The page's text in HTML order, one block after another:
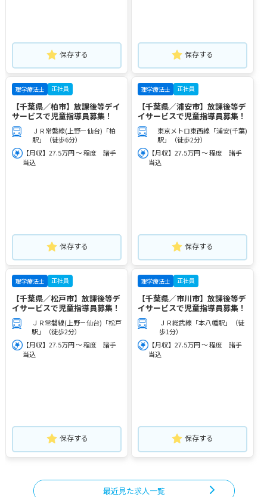
保存する 保存する
理学療法士 正社員
【千葉県／柏市】放課後等デイ
サービスで児童指導員募集！
ＪＲ常磐線(上野－仙台)「柏
駅」（徒歩6分）
【月収】27.5万円 ～ 程度 諸手
当込
保存する
理学療法士 正社員
【千葉県／浦安市】放課後等デ
イサービスで児童指導員募集！
東京メトロ東西線「浦安(千葉)
駅」（徒歩2分）
【月収】27.5万円 ～ 程度 諸手
当込
保存する
理学療法士 正社員
【千葉県／松戸市】放課後等デ
イサービスで児童指導員募集！
ＪＲ常磐線(上野－仙台)「松戸
駅」（徒歩2分）
【月収】27.5万円 ～ 程度 諸手
当込
保存する
理学療法士 正社員
【千葉県／市川市】放課後等デ
イサービスで児童指導員募集！
ＪＲ総武線「本八幡駅」（徒
歩1分）
【月収】27.5万円 ～ 程度 諸手
当込
保存する
最近見た求人一覧